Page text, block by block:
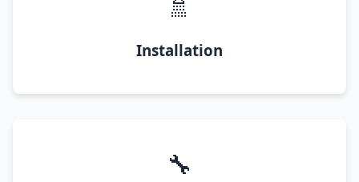
Installation
🔧